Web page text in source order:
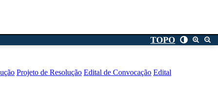
TOPO
Projeto de Resolução Edital de Convocação Edital